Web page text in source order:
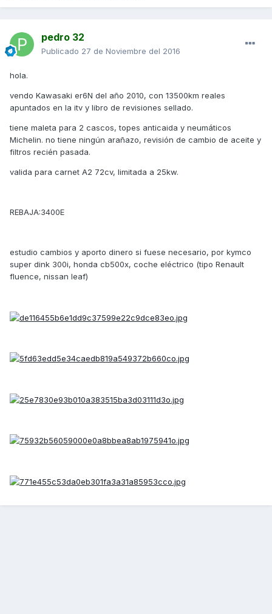
pedro 32
Publicado 27 de Noviembre del 2016
hola.
vendo Kawasaki er6N del año 2010, con 13500km reales
apuntados en la itv y libro de revisiones sellado.
tiene maleta para 2 cascos, topes anticaida y neumáticos
Michelin. no tiene ningún arañazo, revisión de cambio de aceite y
filtros recién pasada.
valida para carnet A2 72cv, limitada a 25kw.
REBAJA:3400E
estudio cambios y aporto dinero si fuese necesario, por kymco
super dink 300i, honda cb500x, coche eléctrico (tipo Renault
fluence, nissan leaf)